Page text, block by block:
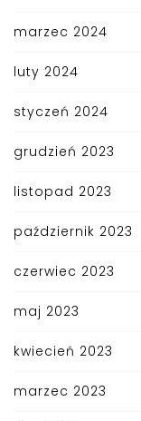
marzec 2024
luty 2024
styczeń 2024
grudzień 2023
listopad 2023
październik 2023
czerwiec 2023
maj 2023
kwiecień 2023
marzec 2023